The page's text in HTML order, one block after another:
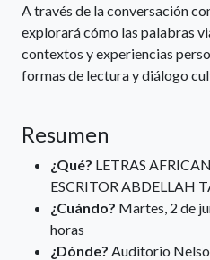
A través de la conversación
explorará cómo las palabras
contextos y experiencias
formas de lectura y diálogo
Resumen
¿Qué? LETRAS
ESCRITOR ABDELLAH
¿Cuándo? Martes, 2 de
horas
¿Dónde? Auditorio